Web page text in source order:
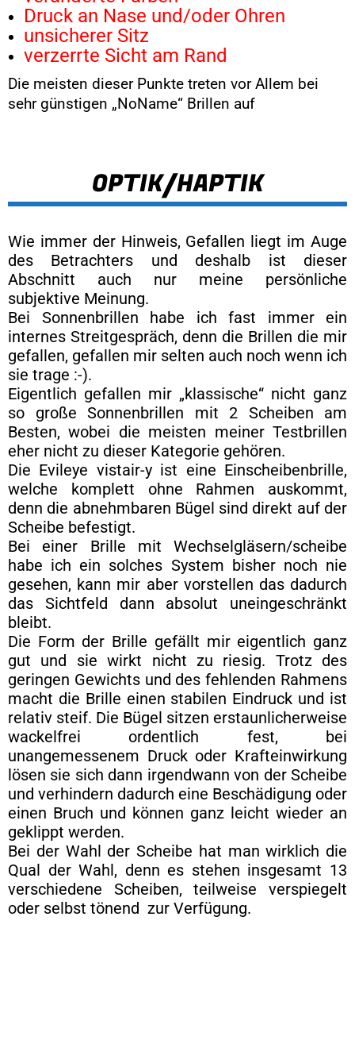
Druck an Nase und/oder Ohren
unsicherer Sitz
verzerrte Sicht am Rand
Die meisten dieser Punkte treten vor Allem bei
sehr günstigen „NoName“ Brillen auf
OPTIK/HAPTIK
Wie immer der Hinweis, Gefallen liegt im Auge
des Betrachters und deshalb ist dieser
Abschnitt auch nur meine persönliche
subjektive Meinung.
Bei Sonnenbrillen habe ich fast immer ein
internes Streitgespräch, denn die Brillen die mir
gefallen, gefallen mir selten auch noch wenn ich
sie trage :-).
Eigentlich gefallen mir „klassische“ nicht ganz
so große Sonnenbrillen mit 2 Scheiben am
Besten, wobei die meisten meiner Testbrillen
eher nicht zu dieser Kategorie gehören.
Die Evileye vistair-y ist eine Einscheibenbrille,
welche komplett ohne Rahmen auskommt,
denn die abnehmbaren Bügel sind direkt auf der
Scheibe befestigt.
Bei einer Brille mit Wechselgläsern/scheibe
habe ich ein solches System bisher noch nie
gesehen, kann mir aber vorstellen das dadurch
das Sichtfeld dann absolut uneingeschränkt
bleibt.
Die Form der Brille gefällt mir eigentlich ganz
gut und sie wirkt nicht zu riesig. Trotz des
geringen Gewichts und des fehlenden Rahmens
macht die Brille einen stabilen Eindruck und ist
relativ steif. Die Bügel sitzen erstaunlicherweise
wackelfrei ordentlich fest, bei
unangemessenem Druck oder Krafteinwirkung
lösen sie sich dann irgendwann von der Scheibe
und verhindern dadurch eine Beschädigung oder
einen Bruch und können ganz leicht wieder an
geklippt werden.
Bei der Wahl der Scheibe hat man wirklich die
Qual der Wahl, denn es stehen insgesamt 13
verschiedene Scheiben, teilweise verspiegelt
oder selbst tönend zur Verfügung.